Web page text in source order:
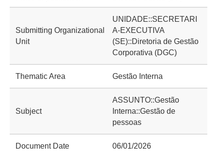
Submitting Organizational
Unit
UNIDADE::SECRETARI
A-EXECUTIVA
(SE)::Diretoria de Gestão
Corporativa (DGC)
Thematic Area Gestão Interna
Subject
ASSUNTO::Gestão
Interna::Gestão de
pessoas
Document Date 06/01/2026